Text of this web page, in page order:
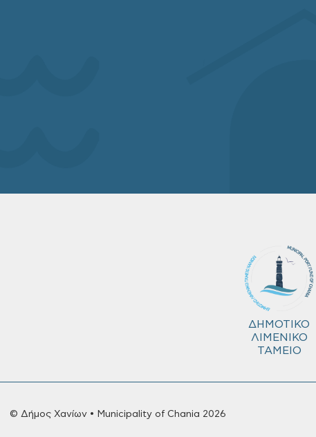
ΔΗΜΟΤΙΚΟ
ΛΙΜΕΝΙΚΟ
ΤΑΜΕΙΟ
© Δήμος Χανίων • Municipality of Chania 2026